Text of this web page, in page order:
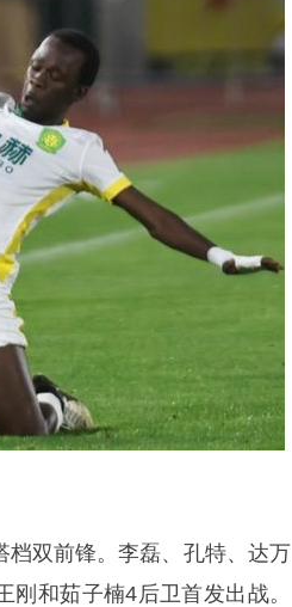
档双前锋。李磊、孔特、达万
和茹子楠4后卫首发出战。